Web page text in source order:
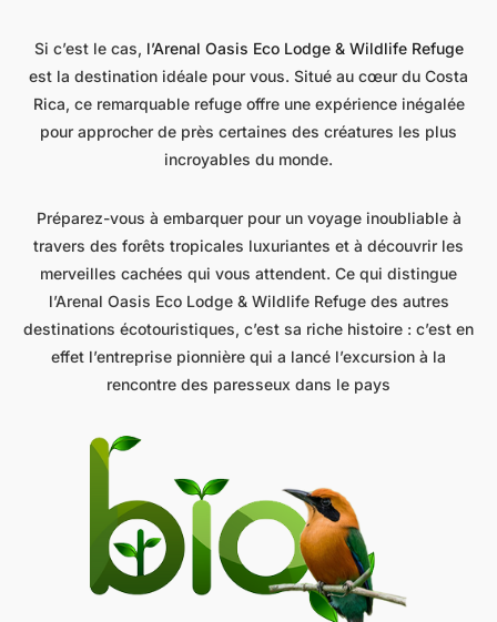
Si c’est le cas, l’Arenal Oasis Eco Lodge & Wildlife Refuge
est la destination idéale pour vous. Situé au cœur du Costa
Rica, ce remarquable refuge offre une expérience inégalée
pour approcher de près certaines des créatures les plus
incroyables du monde.
Préparez-vous à embarquer pour un voyage inoubliable à
travers des forêts tropicales luxuriantes et à découvrir les
merveilles cachées qui vous attendent. Ce qui distingue
l’Arenal Oasis Eco Lodge & Wildlife Refuge des autres
destinations écotouristiques, c’est sa riche histoire : c’est en
effet l’entreprise pionnière qui a lancé l’excursion à la
rencontre des paresseux dans le pays